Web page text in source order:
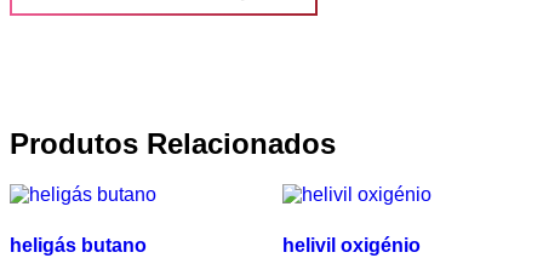
Produtos Relacionados
heligás butano helivil oxigénio